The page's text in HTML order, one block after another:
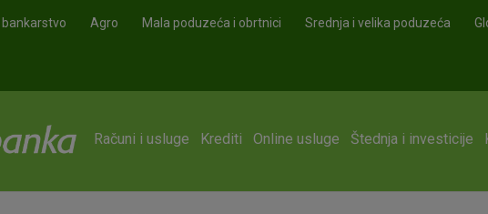
Agro Mala poduzeća i obrtnici Srednja i velika poduzeća
Računi i usluge Krediti Online usluge Štednja i investicije